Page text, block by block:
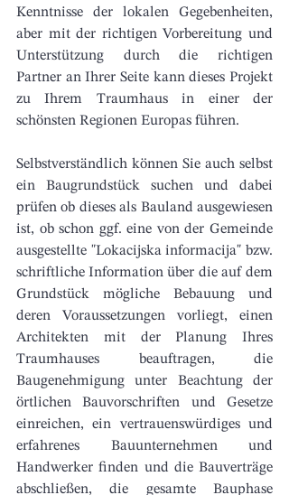
Kenntnisse der lokalen Gegebenheiten,
aber mit der richtigen Vorbereitung und
Unterstützung durch die richtigen
Partner an Ihrer Seite kann dieses Projekt
zu Ihrem Traumhaus in einer der
schönsten Regionen Europas führen.
Selbstverständlich können Sie auch selbst
ein Baugrundstück suchen und dabei
prüfen ob dieses als Bauland ausgewiesen
ist, ob schon ggf. eine von der Gemeinde
ausgestellte "Lokacijska informacija" bzw.
schriftliche Information über die auf dem
Grundstück mögliche Bebauung und
deren Voraussetzungen vorliegt, einen
Architekten mit der Planung Ihres
Traumhauses beauftragen, die
Baugenehmigung unter Beachtung der
örtlichen Bauvorschriften und Gesetze
einreichen, ein vertrauenswürdiges und
erfahrenes Bauunternehmen und
Handwerker finden und die Bauverträge
abschließen, die gesamte Bauphase